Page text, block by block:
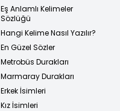
Eş Anlamlı Kelimeler
Sözlüğü
Hangi Kelime Nasıl Yazılır?
En Güzel Sözler
Metrobüs Durakları
Marmaray Durakları
Erkek İsimleri
Kız İsimleri